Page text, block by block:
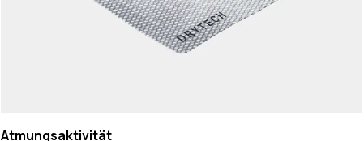
Atmungsaktivität